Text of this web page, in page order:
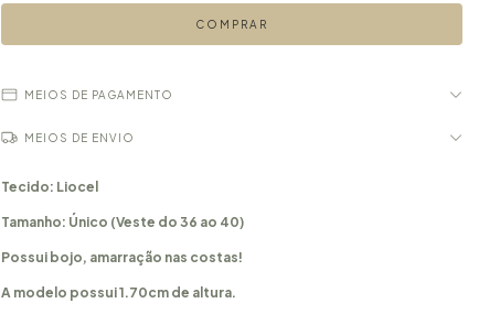
MEIOS DE PAGAMENTO
MEIOS DE ENVIO
Tecido: Liocel
Tamanho: Único (Veste do 36 ao 40)
Possui bojo, amarração nas costas!
A modelo possui 1.70cm de altura.